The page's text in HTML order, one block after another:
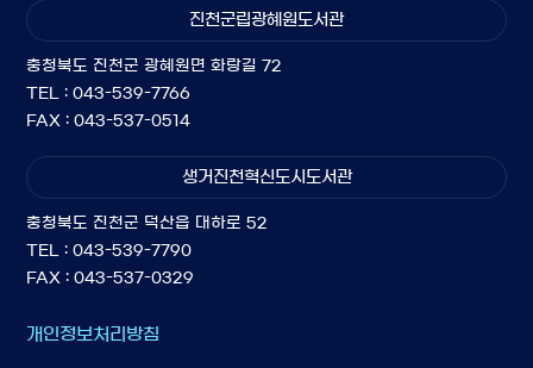
진천군립광혜원도서관
충청북도 진천군 광혜원면 화랑길 72
TEL : 043-539-7766
FAX : 043-537-0514
생거진천혁신도시도서관
충청북도 진천군 덕산읍 대하로 52
TEL : 043-539-7790
FAX : 043-537-0329
개인정보처리방침